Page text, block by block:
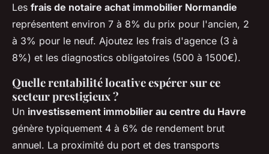
Les frais de notaire achat immobilier Normandie
représentent environ 7 à 8% du prix pour l'ancien, 2
à 3% pour le neuf. Ajoutez les frais d'agence (3 à
8%) et les diagnostics obligatoires (500 à 1500€).
Quelle rentabilité locative espérer sur ce
secteur prestigieux ?
Un investissement immobilier au centre du Havre
génère typiquement 4 à 6% de rendement brut
annuel. La proximité du port et des transports